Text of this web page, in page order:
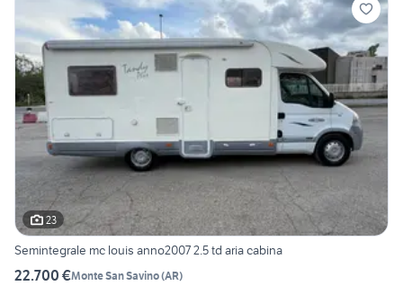
23
Semintegrale mc louis anno2007 2.5 td aria cabina
22.700 €Monte San Savino(AR)